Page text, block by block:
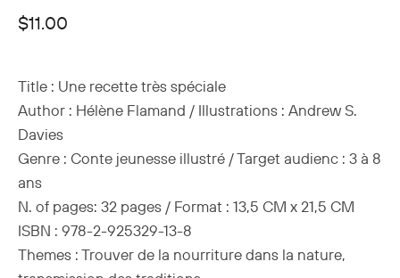
$11.00
Title : Une recette très spéciale
Author : Hélène Flamand / Illustrations : Andrew S.
Davies
Genre : Conte jeunesse illustré / Target audienc : 3 à 8
ans
N. of pages: 32 pages / Format : 13,5 CM x 21,5 CM
ISBN : 978-2-925329-13-8
Themes :Trouver de la nourriture dans la nature,